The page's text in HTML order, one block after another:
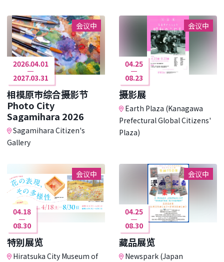
会议中
2026.04.01
2027.03.31
相模原市综合摄影节
Photo City
Sagamihara 2026
Sagamihara Citizen's
Gallery
会议中
04.25
08.23
摄影展
Earth Plaza (Kanagawa
Prefectural Global Citizens'
Plaza)
会议中
04.18
08.30
特别展览
Hiratsuka City Museum of
会议中
04.25
08.30
藏品展览
Newspark (Japan